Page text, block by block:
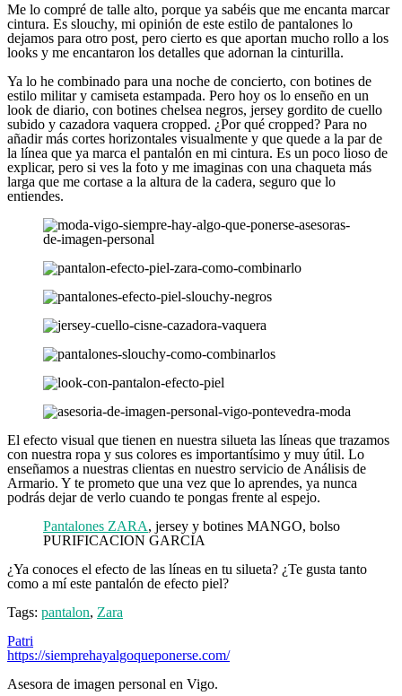
Me lo compré de talle alto, porque ya sabéis que me encanta marcar
cintura. Es slouchy, mi opinión de este estilo de pantalones lo
dejamos para otro post, pero cierto es que aportan mucho rollo a los
looks y me encantaron los detalles que adornan la cinturilla.
Ya lo he combinado para una noche de concierto, con botines de
estilo militar y camiseta estampada. Pero hoy os lo enseño en un
look de diario, con botines chelsea negros, jersey gordito de cuello
subido y cazadora vaquera cropped. ¿Por qué cropped? Para no
añadir más cortes horizontales visualmente y que quede a la par de
la línea que ya marca el pantalón en mi cintura. Es un poco lioso de
explicar, pero si ves la foto y me imaginas con una chaqueta más
larga que me cortase a la altura de la cadera, seguro que lo
entiendes.
El efecto visual que tienen en nuestra silueta las líneas que trazamos
con nuestra ropa y sus colores es importantísimo y muy útil. Lo
enseñamos a nuestras clientas en nuestro servicio de Análisis de
Armario. Y te prometo que una vez que lo aprendes, ya nunca
podrás dejar de verlo cuando te pongas frente al espejo.
Pantalones ZARA, jersey y botines MANGO, bolso
PURIFICACION GARCIA
¿Ya conoces el efecto de las líneas en tu silueta? ¿Te gusta tanto
como a mí este pantalón de efecto piel?
Tags: pantalon, Zara
Patri
https://siemprehayalgoqueponerse.com/
Asesora de imagen personal en Vigo.